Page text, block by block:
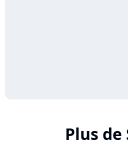
Plus de